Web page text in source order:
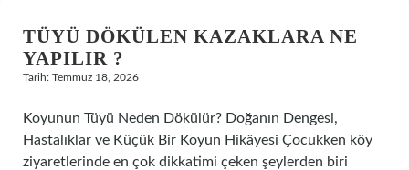
TÜYÜ DÖKÜLEN KAZAKLARA NE
YAPILIR ?
Tarih: Temmuz 18, 2026
Koyunun Tüyü Neden Dökülür? Doğanın Dengesi,
Hastalıklar ve Küçük Bir Koyun Hikâyesi Çocukken köy
ziyaretlerinde en çok dikkatimi çeken şeylerden biri